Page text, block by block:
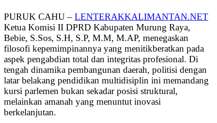
PURUK CAHU – LENTERAKKALIMANTAN.NET
Ketua Komisi II DPRD Kabupaten Murung Raya,
Bebie, S.Sos, S.H, S.P, M.M, M.AP, menegaskan
filosofi kepemimpinannya yang menitikberatkan pada
aspek pengabdian total dan integritas profesional. Di
tengah dinamika pembangunan daerah, politisi dengan
latar belakang pendidikan multidisiplin ini memandang
kursi parlemen bukan sekadar posisi struktural,
melainkan amanah yang menuntut inovasi
berkelanjutan.